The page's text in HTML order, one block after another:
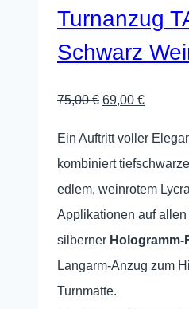
können
auf
der
gewählt
werden
Turnanzug
Schwarz
75,00€ Ursprünglicher
69,00 €Aktueller
Ein Auftritt voller
kombiniert
edlem, weinrotem
Applikationen auf
silberner Hologramm-
Langarm-Anzug zum
Turnmatte.